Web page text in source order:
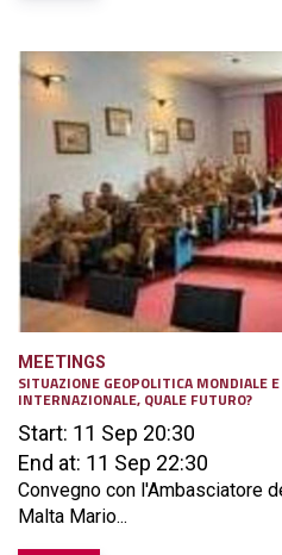
MEETINGS
SITUAZIONE GEOPOLITICA MONDIALE
INTERNAZIONALE, QUALE FUTURO?
Start: 11 Sep 20:30
End at: 11 Sep 22:30
Convegno con l'Ambasciatore
Malta Mario...